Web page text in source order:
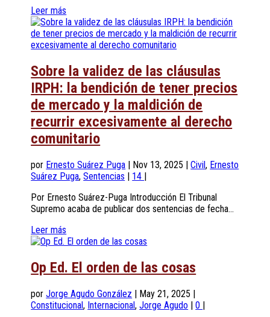
Leer más
Sobre la validez de las cláusulas
IRPH: la bendición de tener precios
de mercado y la maldición de
recurrir excesivamente al derecho
comunitario
por Ernesto Suárez Puga | Nov 13, 2025 |Civil, Ernesto
Suárez Puga,Sentencias | 14 |
Por Ernesto Suárez-Puga Introducción El Tribunal
Supremo acaba de publicar dos sentencias de fecha...
Leer más
Op Ed. El orden de las cosas
porJorge Agudo González | May 21, 2025 |
Constitucional, Internacional,Jorge Agudo |0 |